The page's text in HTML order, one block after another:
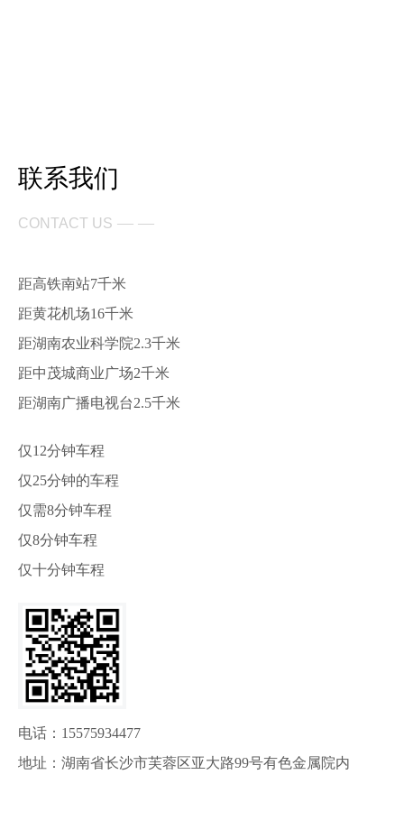
联系我们
CONTACT US — —
距高铁南站7千米
距黄花机场16千米
距湖南农业科学院2.3千米
距中茂城商业广场2千米
距湖南广播电视台2.5千米
仅12分钟车程
仅25分钟的车程
仅需8分钟车程
仅8分钟车程
仅十分钟车程
电话：15575934477
地址：湖南省长沙市芙蓉区亚大路99号有色金属院内